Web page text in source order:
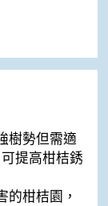
樹勢但需適
提高柑桔銹
的柑桔園，